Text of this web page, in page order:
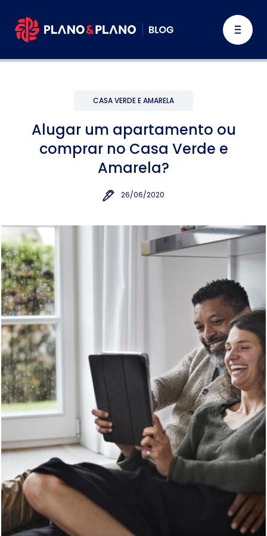
CASA VERDE E AMARELA
Alugar um apartamento ou
comprar no Casa Verde e
Amarela?
26/06/2020